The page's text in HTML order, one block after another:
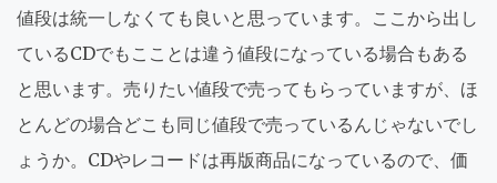
値段は統一しなくても良いと思っています。ここから出し
ているCDでもこことは違う値段になっている場合もある
と思います。売りたい値段で売ってもらっていますが、ほ
とんどの場合どこも同じ値段で売っているんじゃないでし
ょうか。CDやレコードは再版商品になっているので、価